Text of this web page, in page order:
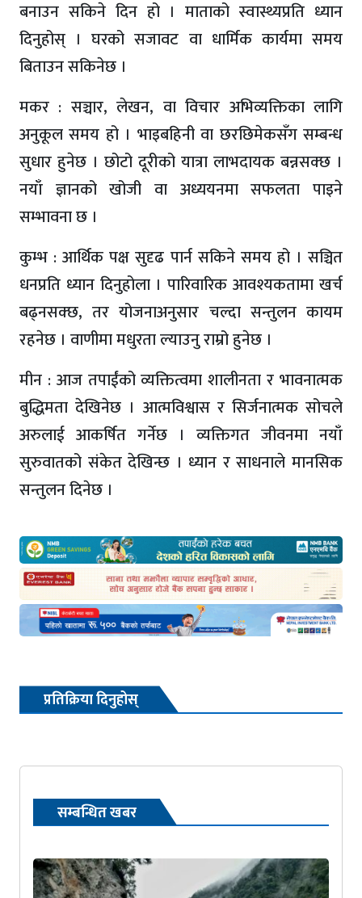
बनाउन सकिने दिन हो । माताको स्वास्थ्यप्रति ध्यान
दिनुहोस् । घरको सजावट वा धार्मिक कार्यमा समय
बिताउन सकिनेछ ।
मकर : सञ्चार, लेखन, वा विचार अभिव्यक्तिका लागि
अनुकूल समय हो । भाइबहिनी वा छरछिमेकसँग सम्बन्ध
सुधार हुनेछ । छोटो दूरीको यात्रा लाभदायक बन्नसक्छ ।
नयाँ ज्ञानको खोजी वा अध्ययनमा सफलता पाइने
सम्भावना छ ।
कुम्भ : आर्थिक पक्ष सुदृढ पार्न सकिने समय हो । सञ्चित
धनप्रति ध्यान दिनुहोला । पारिवारिक आवश्यकतामा खर्च
बढ्नसक्छ, तर योजनाअनुसार चल्दा सन्तुलन कायम
रहनेछ । वाणीमा मधुरता ल्याउनु राम्रो हुनेछ ।
मीन : आज तपाईंको व्यक्तित्वमा शालीनता र भावनात्मक
बुद्धिमता देखिनेछ । आत्मविश्वास र सिर्जनात्मक सोचले
अरुलाई आकर्षित गर्नेछ । व्यक्तिगत जीवनमा नयाँ
सुरुवातको संकेत देखिन्छ । ध्यान र साधनाले मानसिक
सन्तुलन दिनेछ ।
प्रतिक्रिया दिनुहोस्
सम्बन्धित खबर